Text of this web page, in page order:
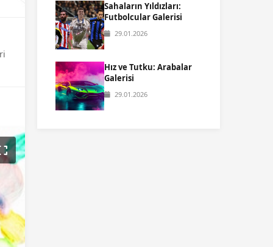
Sahaların Yıldızları:
Futbolcular Galerisi
29.01.2026
Hız ve Tutku: Arabalar
Galerisi
29.01.2026